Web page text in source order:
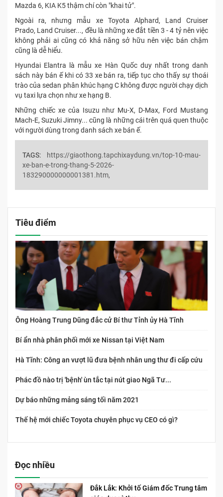
Mazda 6, KIA K5 thậm chí còn "khai tử".
Ngoài ra, nhưng mẫu xe Toyota Alphard, Land Cruiser
Prado, Land Cruiser..., đều là những xe đắt tiền 3 - 4 tỷ nên việc
không phải ai cũng có khả năng sở hữu nên việc bán chậm
cũng là dễ hiểu.
Hyundai Elantra là mẫu xe Hàn Quốc duy nhất trong danh
sách này bán ế khi có 33 xe bán ra, tiếp tục cho thấy sự thoái
trào của sedan phân khúc hạng C không được người chạy dịch
vụ taxi lựa chọn như xe hạng B.
Những chiếc xe của Isuzu như Mu-X, D-Max, Ford Mustang
Mach-E, Suzuki Jimny... cũng là những cái trên quá quen thuộc
với người dùng trong danh sách xe bán ế.
TAGS:
https://giaothong.tapchixaydung.vn/top-10-mau-
xe-ban-e-trong-thang-5-2026-
183290000000001381.htm,
Tiêu điểm
Ông Hoàng Trung Dũng đắc cử Bí thư Tỉnh ủy Hà Tĩnh
Bí ẩn nhà phân phối mới xe Nissan tại Việt Nam
Hà Tĩnh: Công an vượt lũ đưa bệnh nhân ung thư đi cấp cứu
Phác đồ nào trị 'bệnh' ùn tắc tại nút giao Ngã Tư...
Dự báo những mảng sáng tối năm 2021
Thế hệ mới chiếc Toyota chuyên phục vụ CEO có gì?
Đọc nhiều
Đắk Lắk: Khởi tố Giám đốc Trung tâm